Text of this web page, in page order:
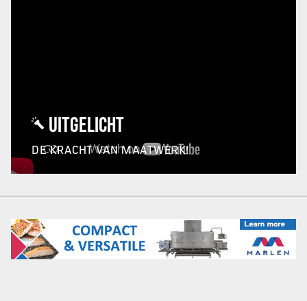
UITGELICHT
DE KRACHT VAN MAATWERK!